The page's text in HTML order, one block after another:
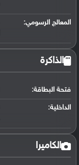
المعالج الرسومي:
الذاكرة
فتحة البطاقة:
الداخلية:
الكاميرا